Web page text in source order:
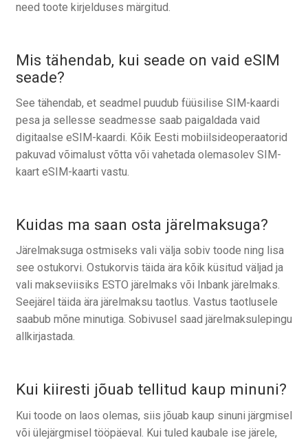
need toote kirjelduses märgitud.
Mis tähendab, kui seade on vaid eSIM
seade?
See tähendab, et seadmel puudub füüsilise SIM-kaardi
pesa ja sellesse seadmesse saab paigaldada vaid
digitaalse eSIM-kaardi. Kõik Eesti mobiilsideoperaatorid
pakuvad võimalust võtta või vahetada olemasolev SIM-
kaart eSIM-kaarti vastu.
Kuidas ma saan osta järelmaksuga?
Järelmaksuga ostmiseks vali välja sobiv toode ning lisa
see ostukorvi. Ostukorvis täida ära kõik küsitud väljad ja
vali makseviisiks ESTO järelmaks või Inbank järelmaks.
Seejärel täida ära järelmaksu taotlus. Vastus taotlusele
saabub mõne minutiga. Sobivusel saad järelmaksulepingu
allkirjastada.
Kui kiiresti jõuab tellitud kaup minuni?
Kui toode on laos olemas, siis jõuab kaup sinuni järgmisel
või ülejärgmisel tööpäeval. Kui tuled kaubale ise järele,